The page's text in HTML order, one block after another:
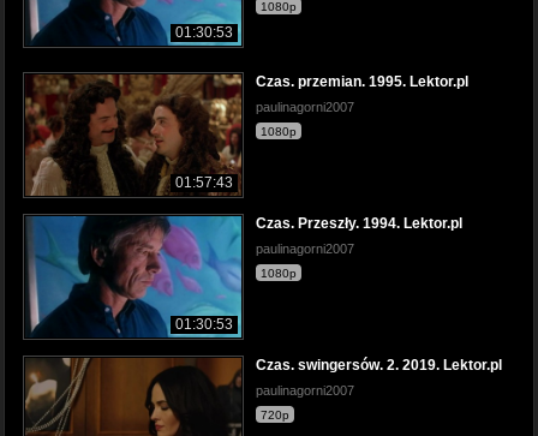
01:30:53
1080p
01:57:43
Czas. przemian. 1995. Lektor.pl
paulinagorni2007
1080p
01:30:53
Czas. Przeszły. 1994. Lektor.pl
paulinagorni2007
1080p
Czas. swingersów. 2. 2019. Lektor.pl
paulinagorni2007
720p